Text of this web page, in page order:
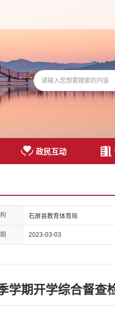
政民互动
石屏县教育体育局
2023-03-03
学期开学综合督查